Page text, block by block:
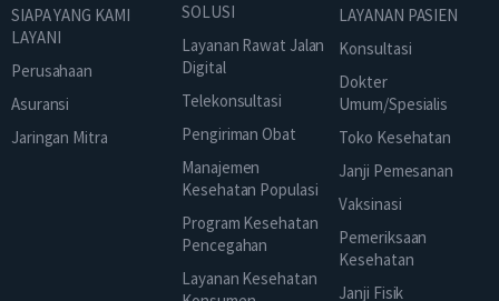
SIAPA YANG KAMI
LAYANI
Perusahaan
Asuransi
Jaringan Mitra
SOLUSI
Layanan Rawat Jalan
Digital
Telekonsultasi
Pengiriman Obat
Manajemen
Kesehatan Populasi
Program Kesehatan
Pencegahan
Layanan Kesehatan
LAYANAN PASIEN
Konsultasi
Dokter
Umum/Spesialis
Toko Kesehatan
Janji Pemesanan
Vaksinasi
Pemeriksaan
Kesehatan
Janji Fisik